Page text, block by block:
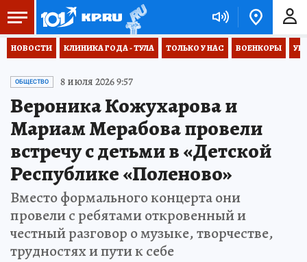
НОВОСТИ КЛИНИКА ГОДА - ТУЛА ТОЛЬКО У НАС ВОЕНКОРЫ
ОБЩЕСТВО 8 июля 2026 9:57
Вероника Кожухарова и
Мариам Мерабова провели
встречу с детьми в «Детской
Республике «Поленово»
Вместо формального концерта они
провели с ребятами откровенный и
честный разговор о музыке, творчестве,
трудностях и пути к себе